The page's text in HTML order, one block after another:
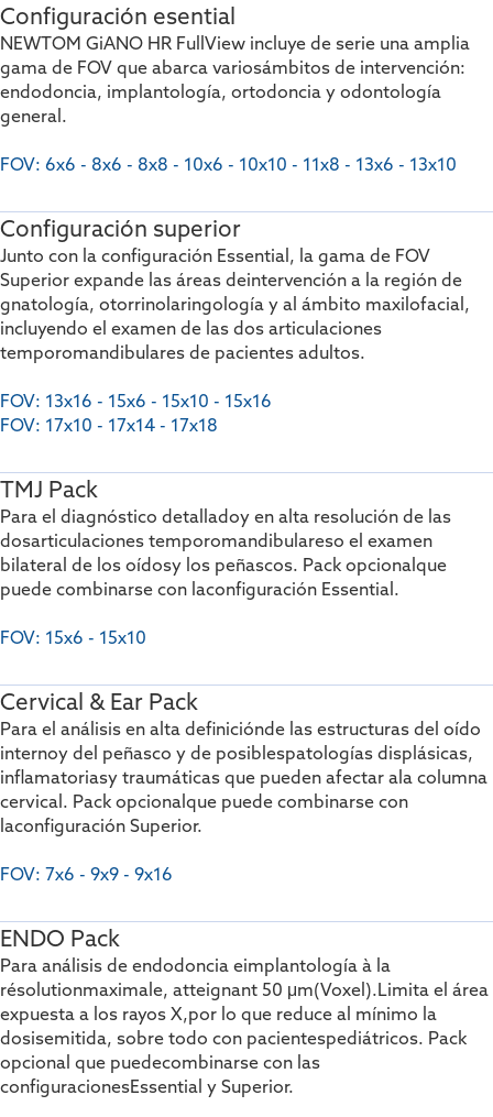
Configuración esential
NEWTOM GiANO HR FullView incluye de serie una amplia
gama de FOV que abarca variosámbitos de intervención:
endodoncia, implantología, ortodoncia y odontología
general.
FOV: 6x6 - 8x6 - 8x8 - 10x6 - 10x10 - 11x8 - 13x6 - 13x10
Configuración superior
Junto con la configuración Essential, la gama de FOV
Superior expande las áreas deintervención a la región de
gnatología, otorrinolaringología y al ámbito maxilofacial,
incluyendo el examen de las dos articulaciones
temporomandibulares de pacientes adultos.
FOV: 13x16 - 15x6 - 15x10 - 15x16
FOV: 17x10 - 17x14 - 17x18
TMJ Pack
Para el diagnóstico detalladoy en alta resolución de las
dosarticulaciones temporomandibulareso el examen
bilateral de los oídosy los peñascos. Pack opcional que
puede combinarse con laconfiguración Essential.
FOV: 15x6 - 15x10
Cervical & Ear Pack
Para el análisis en alta definiciónde las estructuras del oído
internoy del peñasco y de posiblespatologías displásicas,
inflamatoriasy traumáticas que pueden afectar a la columna
cervical. Pack opcional que puede combinarse con
laconfiguración Superior.
FOV: 7x6 - 9x9 - 9x16
ENDO Pack
Para análisis de endodoncia eimplantología à la
résolutionmaximale, atteignant 50 μm(Voxel).Limita el área
expuesta a los rayos X,por lo que reduce al mínimo la
dosisemitida, sobre todo con pacientespediátricos. Pack
opcional que puedecombinarse con las
configuracionesEssential y Superior.